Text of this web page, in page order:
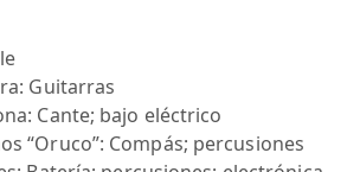
Guitarras
Cante; bajo eléctrico
“Oruco”: Compás; percusiones